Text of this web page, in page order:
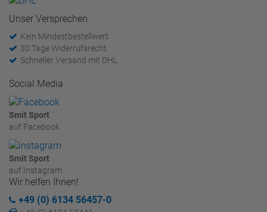
Unser Versprechen
Kein Mindestbestellwert
30 Tage Widerrufsrecht
Schneller Versand mit DHL
Social Media
Smit Sport
auf Facebook
Smit Sport
auf Instagram
Wir helfen Ihnen!
+49 (0) 6134 56457-0